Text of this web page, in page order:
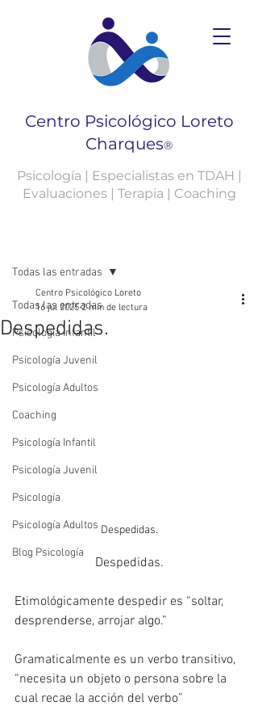
Centro Psicológico Loreto
Charques®
Psicología | Especialistas en TDAH |
Evaluaciones | Terapia | Coaching
Todas las entradas
Psicología Infantil
Psicología Juvenil
Psicología Adultos
Coaching
Psicología Infantil
Psicología Juvenil
Psicología
Psicología Adultos
Blog Psicología
Todas las entradas
Despedidas.
Centro Psicológico Loreto
16 jul 2025 2 min de lectura
Despedidas.
Despedidas.
Etimológicamente despedir es “soltar,
desprenderse, arrojar algo.”
Gramaticalmente es un verbo transitivo,
“necesita un objeto o persona sobre la
cual recae la acción del verbo”